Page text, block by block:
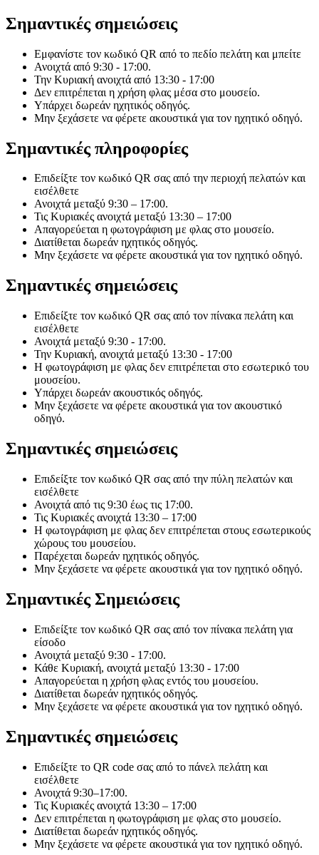
Σημαντικές σημειώσεις
Εμφανίστε τον κωδικό QR από το πεδίο πελάτη και μπείτε
Ανοιχτά από 9:30 - 17:00.
Την Κυριακή ανοιχτά από 13:30 - 17:00
Δεν επιτρέπεται η χρήση φλας μέσα στο μουσείο.
Υπάρχει δωρεάν ηχητικός οδηγός.
Μην ξεχάσετε να φέρετε ακουστικά για τον ηχητικό οδηγό.
Σημαντικές πληροφορίες
Επιδείξτε τον κωδικό QR σας από την περιοχή πελατών και
εισέλθετε
Ανοιχτά μεταξύ 9:30 – 17:00.
Τις Κυριακές ανοιχτά μεταξύ 13:30 – 17:00
Απαγορεύεται η φωτογράφιση με φλας στο μουσείο.
Διατίθεται δωρεάν ηχητικός οδηγός.
Μην ξεχάσετε να φέρετε ακουστικά για τον ηχητικό οδηγό.
Σημαντικές σημειώσεις
Επιδείξτε τον κωδικό QR σας από τον πίνακα πελάτη και
εισέλθετε
Ανοιχτά μεταξύ 9:30 - 17:00.
Την Κυριακή, ανοιχτά μεταξύ 13:30 - 17:00
Η φωτογράφιση με φλας δεν επιτρέπεται στο εσωτερικό του
μουσείου.
Υπάρχει δωρεάν ακουστικός οδηγός.
Μην ξεχάσετε να φέρετε ακουστικά για τον ακουστικό
οδηγό.
Σημαντικές σημειώσεις
Επιδείξτε τον κωδικό QR σας από την πύλη πελατών και
εισέλθετε
Ανοιχτά από τις 9:30 έως τις 17:00.
Τις Κυριακές ανοιχτά 13:30 – 17:00
Η φωτογράφιση με φλας δεν επιτρέπεται στους εσωτερικούς
χώρους του μουσείου.
Παρέχεται δωρεάν ηχητικός οδηγός.
Μην ξεχάσετε να φέρετε ακουστικά για τον ηχητικό οδηγό.
Σημαντικές Σημειώσεις
Επιδείξτε τον κωδικό QR σας από τον πίνακα πελάτη για
είσοδο
Ανοιχτά μεταξύ 9:30 - 17:00.
Κάθε Κυριακή, ανοιχτά μεταξύ 13:30 - 17:00
Απαγορεύεται η χρήση φλας εντός του μουσείου.
Διατίθεται δωρεάν ηχητικός οδηγός.
Μην ξεχάσετε να φέρετε ακουστικά για τον ηχητικό οδηγό.
Σημαντικές σημειώσεις
Επιδείξτε το QR code σας από το πάνελ πελάτη και
εισέλθετε
Ανοιχτά 9:30–17:00.
Τις Κυριακές ανοιχτά 13:30 – 17:00
Δεν επιτρέπεται η φωτογράφιση με φλας στο μουσείο.
Διατίθεται δωρεάν ηχητικός οδηγός.
Μην ξεχάσετε να φέρετε ακουστικά για τον ηχητικό οδηγό.